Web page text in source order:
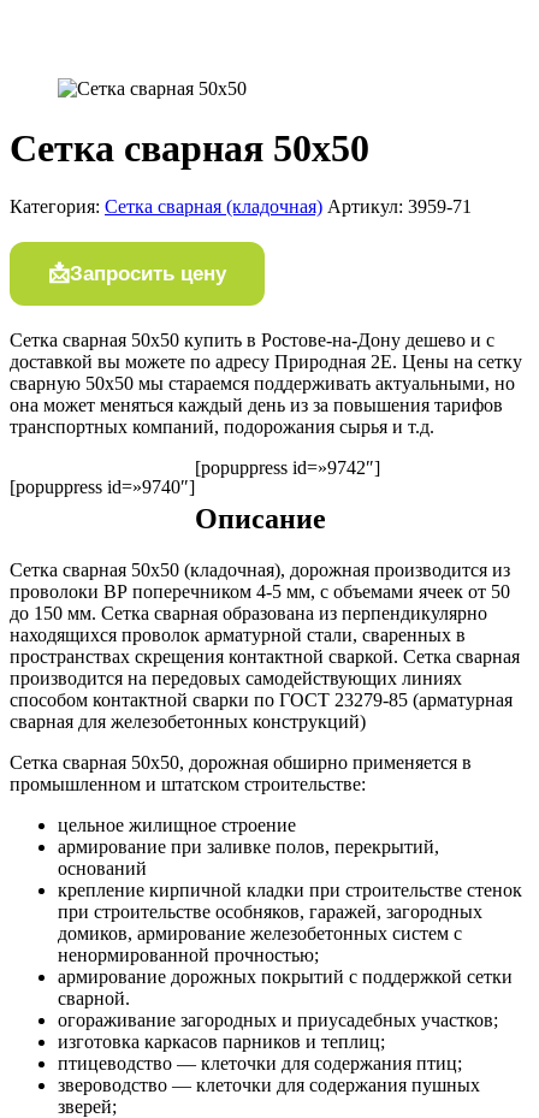
Сетка сварная 50х50
Категория: Сетка сварная (кладочная) Артикул: 3959-71
Запросить цену
Сетка сварная 50х50 купить в Ростове-на-Дону дешево и с
доставкой вы можете по адресу Природная 2Е. Цены на сетку
сварную 50х50 мы стараемся поддерживать актуальными, но
она может меняться каждый день из за повышения тарифов
транспортных компаний, подорожания сырья и т.д.
[popuppress id=»9740″]
[popuppress id=»9742″]
Описание
Сетка сварная 50х50 (кладочная), дорожная производится из
проволоки ВР поперечником 4-5 мм, с объемами ячеек от 50
до 150 мм. Сетка сварная образована из перпендикулярно
находящихся проволок арматурной стали, сваренных в
пространствах скрещения контактной сваркой. Сетка сварная
производится на передовых самодействующих линиях
способом контактной сварки по ГОСТ 23279-85 (арматурная
сварная для железобетонных конструкций)
Сетка сварная 50х50, дорожная обширно применяется в
промышленном и штатском строительстве:
цельное жилищное строение
армирование при заливке полов, перекрытий,
оснований
крепление кирпичной кладки при строительстве стенок
при строительстве особняков, гаражей, загородных
домиков, армирование железобетонных систем с
ненормированной прочностью;
армирование дорожных покрытий с поддержкой сетки
сварной.
огораживание загородных и приусадебных участков;
изготовка каркасов парников и теплиц;
птицеводство — клеточки для содержания птиц;
звероводство — клеточки для содержания пушных
зверей;